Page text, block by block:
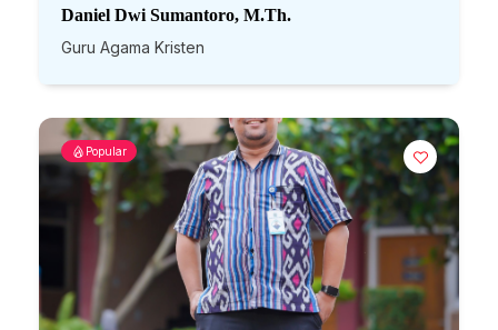
Daniel Dwi Sumantoro, M.Th.
Guru Agama Kristen
Popular